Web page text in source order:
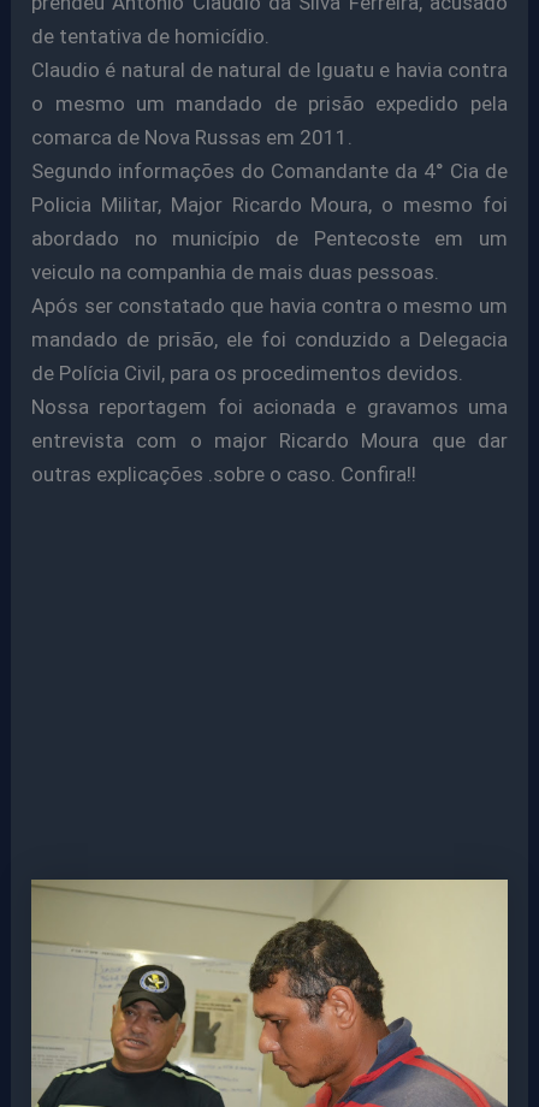
de tentativa de homicídio.
Claudio é natural de natural de Iguatu e havia contra
o mesmo um mandado de prisão expedido pela
comarca de Nova Russas em 2011.
Segundo informações do Comandante da 4° Cia de
Policia Militar, Major Ricardo Moura, o mesmo foi
abordado no município de Pentecoste em um
veiculo na companhia de mais duas pessoas.
Após ser constatado que havia contra o mesmo um
mandado de prisão, ele foi conduzido a Delegacia
de Polícia Civil, para os procedimentos devidos.
Nossa reportagem foi acionada e gravamos uma
entrevista com o major Ricardo Moura que dar
outras explicações .sobre o caso. Confira!!